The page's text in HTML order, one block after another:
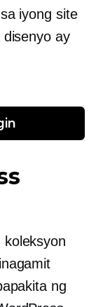
iyong site
ay
ng